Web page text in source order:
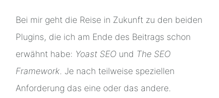
Bei mir geht die Reise in Zukunft zu den beiden
Plugins, die ich am Ende des Beitrags schon
erwähnt habe: Yoast SEO und The SEO
Framework. Je nach teilweise speziellen
Anforderung das eine oder das andere.